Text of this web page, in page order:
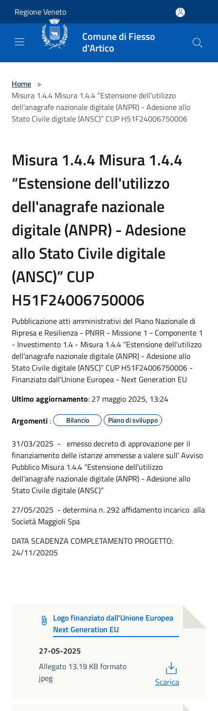
Regione Veneto
Comune di Fiesso
d'Artico
Home >
Misura 1.4.4 Misura 1.4.4 “Estensione dell'utilizzo
dell'anagrafe nazionale digitale (ANPR) - Adesione allo
Stato Civile digitale (ANSC)” CUP H51F24006750006
Misura 1.4.4 Misura 1.4.4
“Estensione dell'utilizzo
dell'anagrafe nazionale
digitale (ANPR) - Adesione
allo Stato Civile digitale
(ANSC)” CUP
H51F24006750006
Pubblicazione atti amministrativi del Piano Nazionale di
Ripresa e Resilienza - PNRR - Missione 1 - Componente 1
- Investimento 1.4 - Misura 1.4.4 “Estensione dell'utilizzo
dell'anagrafe nazionale digitale (ANPR) - Adesione allo
Stato Civile digitale (ANSC)” CUP H51F24006750006 -
Finanziato dall'Unione Europea - Next Generation EU
Ultimo aggiornamento: 27 maggio 2025, 13:24
Argomenti : Bilancio Piano di sviluppo
31/03/2025 - emesso decreto di approvazione per il
finanziamento delle istanze ammesse a valere sull’ Avviso
Pubblico Misura 1.4.4 “Estensione dell'utilizzo
dell'anagrafe nazionale digitale (ANPR) - Adesione allo
Stato Civile digitale (ANSC)”
27/05/2025 - determina n. 292 affidamento incarico alla
Società Maggioli Spa
DATA SCADENZA COMPLETAMENTO PROGETTO:
24/11/20205
Logo finanziato dall'Unione Europea
Next Generation EU
27-05-2025
Allegato 13.19 KB formato
jpeg
Scarica